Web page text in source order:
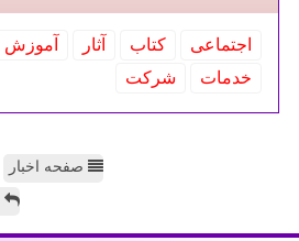
اجتماعی كتاب آثار آموزش
خدمات
شركت
صفحه اخبار